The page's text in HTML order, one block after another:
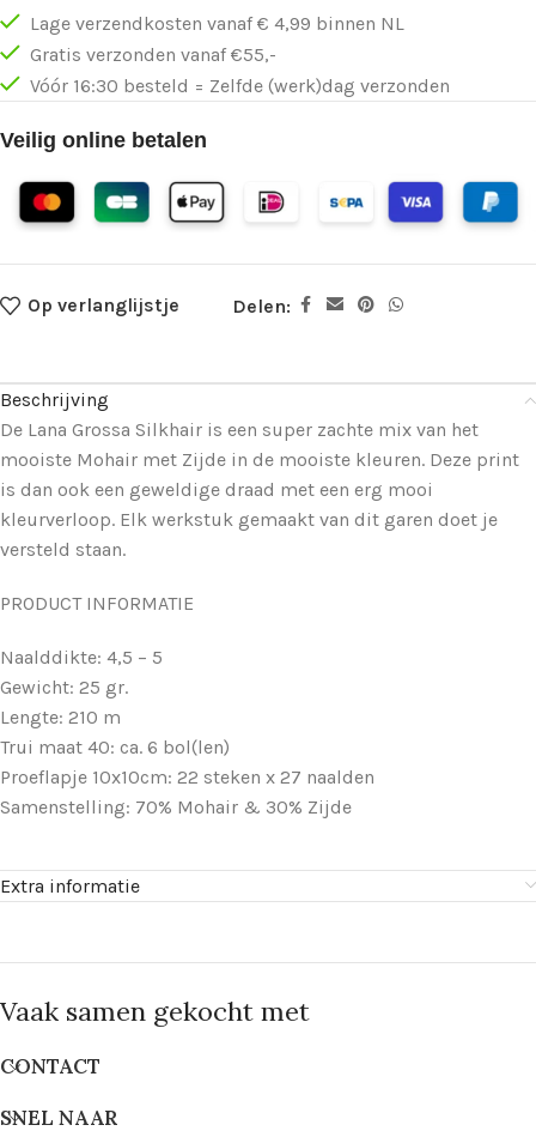
Lage verzendkosten vanaf € 4,99 binnen NL
Gratis verzonden vanaf €55,-
Vóór 16:30 besteld = Zelfde (werk)dag verzonden
Veilig online betalen
Op verlanglijstje Delen:
Beschrijving
De Lana Grossa Silkhair is een super zachte mix van het
mooiste Mohair met Zijde in de mooiste kleuren. Deze print
is dan ook een geweldige draad met een erg mooi
kleurverloop. Elk werkstuk gemaakt van dit garen doet je
versteld staan.
PRODUCT INFORMATIE
Naalddikte: 4,5 – 5
Gewicht: 25 gr.
Lengte: 210 m
Trui maat 40: ca. 6 bol(len)
Proeflapje 10x10cm: 22 steken x 27 naalden
Samenstelling: 70% Mohair & 30% Zijde
Extra informatie
Vaak samen gekocht met
CONTACT
SNEL NAAR